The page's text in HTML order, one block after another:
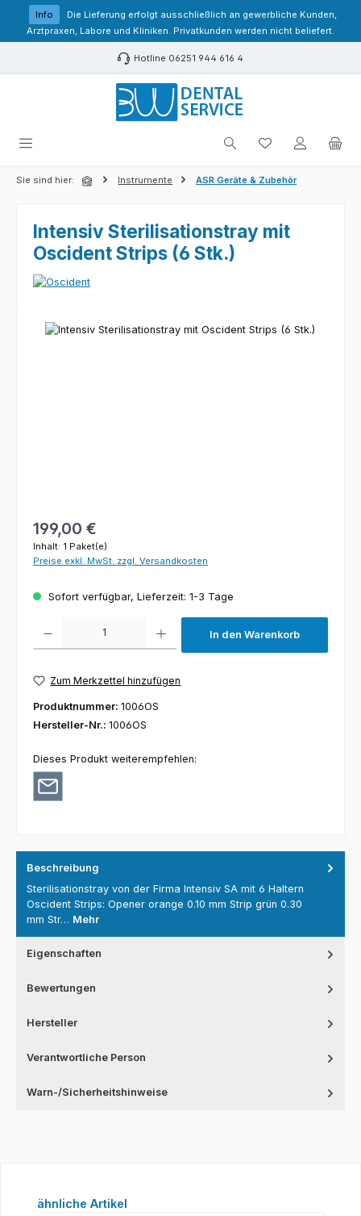
Zum Hauptinhalt springen
Info
Die Lieferung erfolgt ausschließlich an gewerbliche Kunden,
Arztpraxen, Labore und Kliniken. Privatkunden werden nicht beliefert.
Hotline 06251 944 616 4
Du hast 0
Sie sind hier: Instrumente ASR Geräte & Zubehör
Intensiv Sterilisationstray mit
Oscident Strips (6 Stk.)
Bildergalerie überspringen
Regulärer Preis:
199,00 €
Inhalt: 1 Paket(e)
Preise exkl. MwSt. zzgl. Versandkosten
Sofort verfügbar, Lieferzeit: 1-3 Tage
In den Warenkorb
Zum Merkzettel hinzufügen
Produktnummer: 1006OS
Hersteller-Nr.: 1006OS
Dieses Produkt weiterempfehlen:
Beschreibung
Sterilisationstray von der Firma Intensiv SA mit 6 Haltern
Oscident Strips: Opener orange 0.10 mm Strip grün 0.30
mm Str… Mehr
Eigenschaften
Bewertungen
Hersteller
Verantwortliche Person
Warn-/Sicherheitshinweise
Produktgalerie überspringen
ähnliche Artikel